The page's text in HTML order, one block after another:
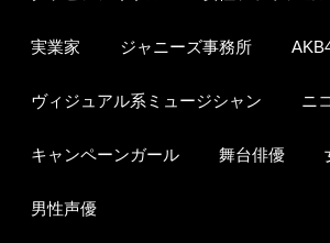
実業家 ジャニーズ事務所
ヴィジュアル系ミュージシャン ニ
キャンペーンガール 舞台俳優
男性声優